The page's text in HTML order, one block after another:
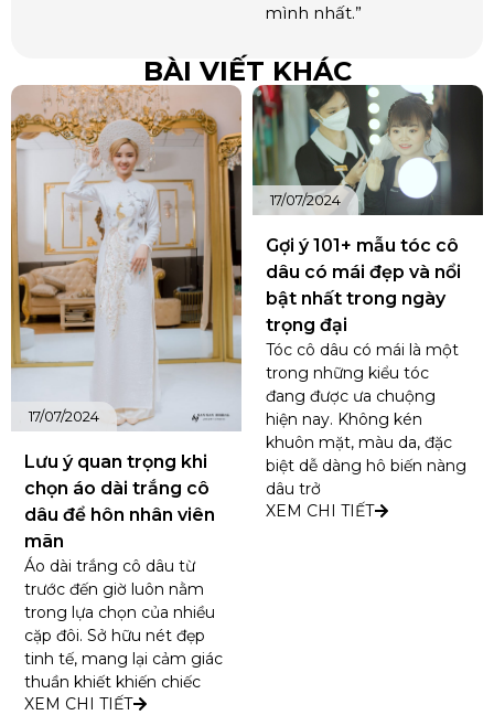
mình nhất.”
BÀI VIẾT KHÁC
17/07/2024
Lưu ý quan trọng khi
chọn áo dài trắng cô
dâu để hôn nhân viên
mãn
Áo dài trắng cô dâu từ
trước đến giờ luôn nằm
trong lựa chọn của nhiều
cặp đôi. Sở hữu nét đẹp
tinh tế, mang lại cảm giác
thuần khiết khiến chiếc
XEM CHI TIẾT
17/07/2024
Gợi ý 101+ mẫu tóc cô
dâu có mái đẹp và nổi
bật nhất trong ngày
trọng đại
Tóc cô dâu có mái là một
trong những kiểu tóc
đang được ưa chuộng
hiện nay. Không kén
khuôn mặt, màu da, đặc
biệt dễ dàng hô biến nàng
dâu trở
XEM CHI TIẾT